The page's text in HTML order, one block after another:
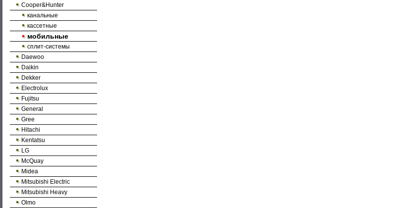
Cooper&Hunter
канальные
кассетные
мобильные
сплит-системы
Daewoo
Daikin
Dekker
Electrolux
Fujitsu
General
Gree
Hitachi
Kentatsu
LG
McQuay
Midea
Mitsubishi Electric
Mitsubishi Heavy
Olmo